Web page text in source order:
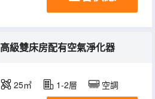
高級雙床房配有空氣淨化器
25㎡ 1-2層 空調